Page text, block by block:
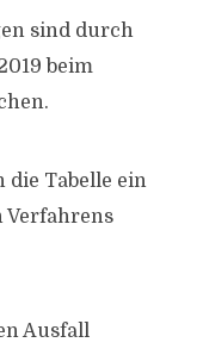
sind durch
beim
die Tabelle ein
Verfahrens
Ausfall